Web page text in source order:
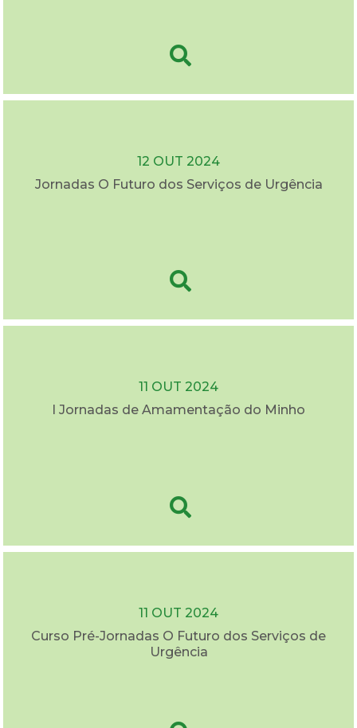
12 OUT 2024
Jornadas O Futuro dos Serviços de Urgência
11 OUT 2024
I Jornadas de Amamentação do Minho
11 OUT 2024
Curso Pré-Jornadas O Futuro dos Serviços de
Urgência